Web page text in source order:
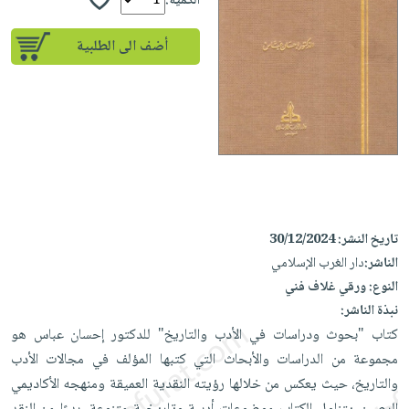
كتب
أكاديمية
صندوق
القراءة
English
iKitab
حدود
أسئلة
يتكرر
طرحها
على
Android
تحميل
iKitab
على
Apple
طرحها
masmu3
على
على
Apple
المواضيع
مبيعاً
إختياراتنا
وسائل
تعليمية
جوائز
تعليمية
الشخصية
جديد
العناية
الشخصية
العناية
وتصفيف
الشعر
العناية
بالجسم
والسفرة
جديد
الكل
أواني
الطهي
أدوات
متجر
الهدايا
أقسام
أضف الى الطلبية
تاريخ النشر:30/12/2024
الناشر:دار الغرب الإسلامي
النوع:ورقي غلاف فني
نبذة الناشر:
كتاب "بحوث ودراسات في الأدب والتاريخ" للدكتور إحسان عباس هو
مجموعة من الدراسات والأبحاث التي كتبها المؤلف في مجالات الأدب
والتاريخ، حيث يعكس من خلالها رؤيته النقدية العميقة ومنهجه الأكاديمي